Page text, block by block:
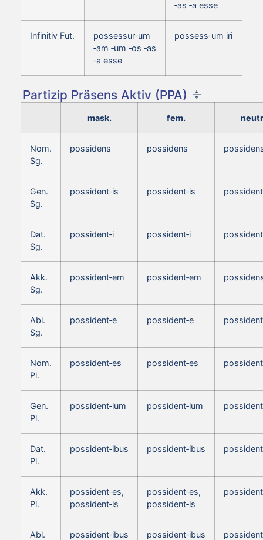
‑as ‑a esse
Infinitiv Fut.
possessur‑um
‑am ‑um ‑os ‑as
‑a esse
possess‑um iri
Partizip Präsens Aktiv (PPA)
mask. fem.
Nom.
Sg.
possidens possidens
Gen.
Sg.
possident‑is possident‑is
Dat.
Sg.
possident‑i possident‑i
Akk.
Sg.
possident‑em possident‑em
Abl.
Sg.
possident‑e possident‑e
Nom.
Pl.
possident‑es possident‑es
Gen.
Pl.
possident‑ium possident‑ium
Dat.
Pl.
possident‑ibus possident‑ibus
Akk.
Pl.
possident‑es,
possident‑is
possident‑es,
possident‑is
Abl.
possident‑ibus possident‑ibus